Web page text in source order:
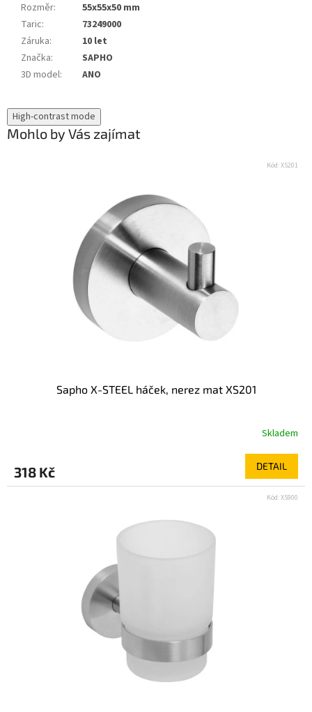
High-contrast mode
Mohlo by Vás zajímat
Sapho X-STEEL háček, nerez mat XS201
Skladem
318 Kč DETAIL
Kód:XS201
Kód:XS900
Rozměr:
55x55x50 mm
Taric:
73249000
Záruka:
10 let
Značka:
SAPHO
3D model: ANO